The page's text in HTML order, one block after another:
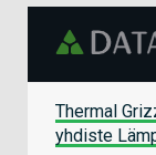
Thermal
yhdiste